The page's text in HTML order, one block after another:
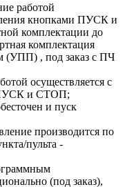
работой
кнопками ПУСК и
комплектации до
комплектация
(УПП) , под заказ с ПЧ
осуществляется с
ПУСК и СТОП;
и пуск
производится по
пульта -
(под заказ),